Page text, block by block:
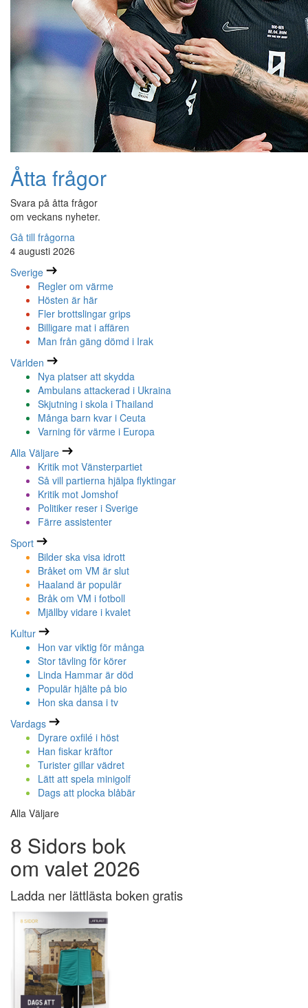
Åtta frågor
Svara på åtta frågor
om veckans nyheter.
Gå till frågorna
4 augusti 2026
Sverige
Regler om värme
Hösten är här
Fler brottslingar grips
Billigare mat i affären
Man från gäng dömd i Irak
Världen
Nya platser att skydda
Ambulans attackerad i Ukraina
Skjutning i skola i Thailand
Många barn kvar i Ceuta
Varning för värme i Europa
Alla Väljare
Kritik mot Vänsterpartiet
Så vill partierna hjälpa flyktingar
Kritik mot Jomshof
Politiker reser i Sverige
Färre assistenter
Sport
Bilder ska visa idrott
Bråket om VM är slut
Haaland är populär
Bråk om VM i fotboll
Mjällby vidare i kvalet
Kultur
Hon var viktig för många
Stor tävling för körer
Linda Hammar är död
Populär hjälte på bio
Hon ska dansa i tv
Vardags
Dyrare oxfilé i höst
Han fiskar kräftor
Turister gillar vädret
Lätt att spela minigolf
Dags att plocka blåbär
Alla Väljare
8 Sidors bok
om valet 2026
Ladda ner lättlästa boken gratis